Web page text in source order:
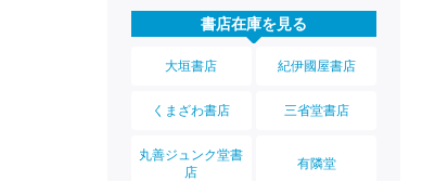
書店在庫を見る
大垣書店 紀伊國屋書店
くまざわ書店 三省堂書店
丸善ジュンク堂書
店
有隣堂